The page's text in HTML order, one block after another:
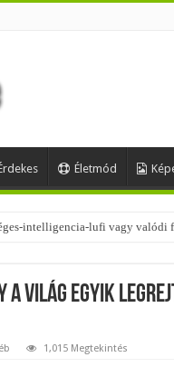
Életmód
továbbra is trendik – nézd
a világ egyik
1,015 Megtekintés